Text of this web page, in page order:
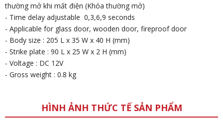
thường mở khi mất điện (Khóa thường mở)
- Time delay adjustable 0,3,6,9 seconds
- Applicable for glass door, wooden door, fireproof door
- Body size : 205 L x 35 W x 40 H (mm)
- Strike plate : 90 L x 25 W x 2 H (mm)
- Voltage : DC 12V
- Gross weight : 0.8 kg
HÌNH ẢNH THỨC TẾ SẢN PHẨM